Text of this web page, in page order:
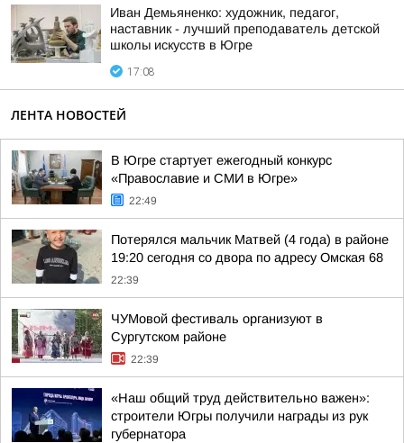
Иван Демьяненко: художник, педагог,
наставник - лучший преподаватель детской
школы искусств в Югре
17:08
ЛЕНТА НОВОСТЕЙ
В Югре стартует ежегодный конкурс
«Православие и СМИ в Югре»
22:49
Потерялся мальчик Матвей (4 года) в районе
19:20 сегодня со двора по адресу Омская 68
22:39
ЧУМовой фестиваль организуют в
Сургутском районе
22:39
«Наш общий труд действительно важен»:
строители Югры получили награды из рук
губернатора